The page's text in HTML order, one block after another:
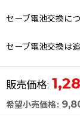
セーブ電池交換に
セーブ電池交換は
販売価格:
希望小売価格: